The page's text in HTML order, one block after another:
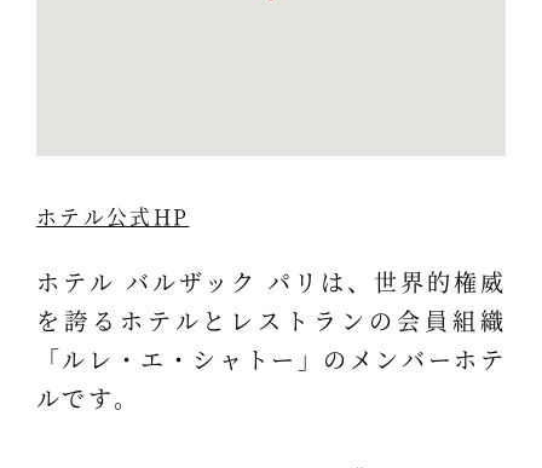
ホテル公式HP
ホテル バルザック パリは、世界的権威
を誇るホテルとレストランの会員組織
「ルレ・エ・シャトー」のメンバーホテ
ルです。